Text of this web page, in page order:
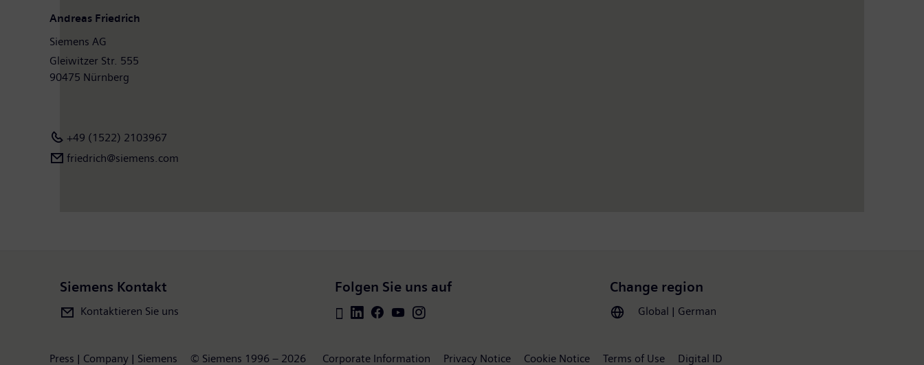
Andreas Friedrich
Siemens AG
Gleiwitzer Str. 555
90475 Nürnberg
+49 (1522) 2103967
friedrich@siemens.com
Siemens Kontakt
Kontaktieren Sie uns
Folgen Sie uns auf Change region
Global | German
Press | Company | Siemens © Siemens 1996 – 2026 Corporate Information Privacy Notice Cookie Notice Terms of Use Digital ID